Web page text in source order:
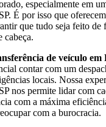
especialmente em
É por isso que
que tudo seja feito de
cabeça.
de veículo em
contar com um
locais. Nossa
nos permite lidar com
com a máxima
com a burocracia.